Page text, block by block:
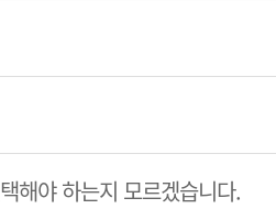
해야 하는지 모르겠습니다.